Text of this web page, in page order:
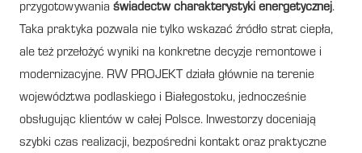
przygotowywania świadectw charakterystyki energetycznej.
Taka praktyka pozwala nie tylko wskazać źródło strat ciepła,
ale też przełożyć wyniki na konkretne decyzje remontowe i
modernizacyjne. RW PROJEKT działa głównie na terenie
województwa podlaskiego i Białegostoku, jednocześnie
obsługując klientów w całej Polsce. Inwestorzy doceniają
szybki czas realizacji, bezpośredni kontakt oraz praktyczne